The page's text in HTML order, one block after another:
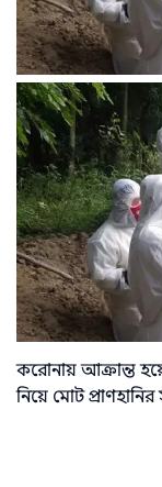
করোনায় আক্রান্ত
নিয়ে মোট